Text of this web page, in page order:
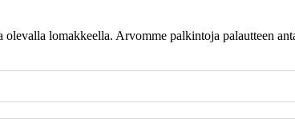
lomakkeella. Arvomme palkintoja palautteen